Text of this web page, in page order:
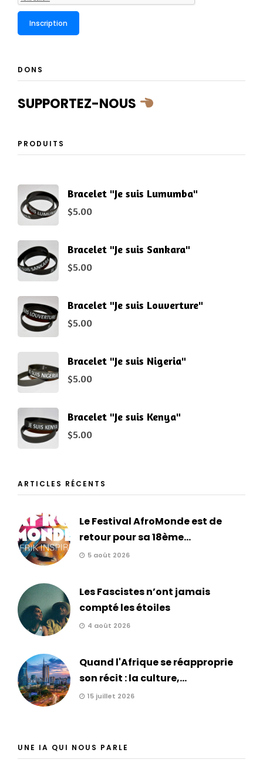
DONS
SUPPORTEZ-NOUS
PRODUITS
Bracelet "Je suis Lumumba"
$5.00
Bracelet "Je suis Sankara"
$5.00
Bracelet "Je suis Louverture"
$5.00
Bracelet "Je suis Nigeria"
$5.00
Bracelet "Je suis Kenya"
$5.00
ARTICLES RÉCENTS
Le Festival AfroMonde est de
retour pour sa 18ème...
5 août 2026
Les Fascistes n’ont jamais
compté les étoiles
4 août 2026
Quand l'Afrique se réapproprie
son récit : la culture,...
15 juillet 2026
UNE IA QUI NOUS PARLE